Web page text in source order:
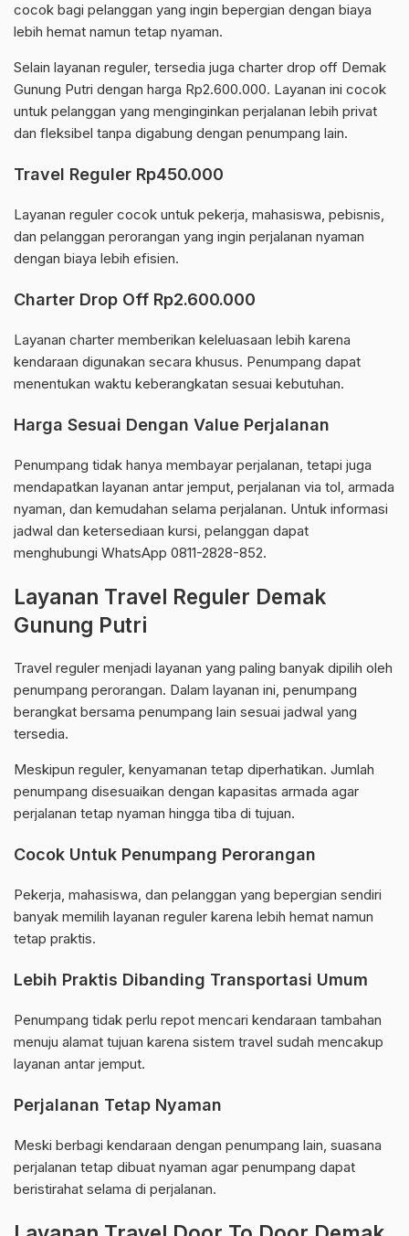
cocok bagi pelanggan yang ingin bepergian dengan biaya
lebih hemat namun tetap nyaman.
Selain layanan reguler, tersedia juga charter drop off Demak
Gunung Putri dengan harga Rp2.600.000. Layanan ini cocok
untuk pelanggan yang menginginkan perjalanan lebih privat
dan fleksibel tanpa digabung dengan penumpang lain.
Travel Reguler Rp450.000
Layanan reguler cocok untuk pekerja, mahasiswa, pebisnis,
dan pelanggan perorangan yang ingin perjalanan nyaman
dengan biaya lebih efisien.
Charter Drop Off Rp2.600.000
Layanan charter memberikan keleluasaan lebih karena
kendaraan digunakan secara khusus. Penumpang dapat
menentukan waktu keberangkatan sesuai kebutuhan.
Harga Sesuai Dengan Value Perjalanan
Penumpang tidak hanya membayar perjalanan, tetapi juga
mendapatkan layanan antar jemput, perjalanan via tol, armada
nyaman, dan kemudahan selama perjalanan. Untuk informasi
jadwal dan ketersediaan kursi, pelanggan dapat
menghubungi WhatsApp 0811-2828-852.
Layanan Travel Reguler Demak
Gunung Putri
Travel reguler menjadi layanan yang paling banyak dipilih oleh
penumpang perorangan. Dalam layanan ini, penumpang
berangkat bersama penumpang lain sesuai jadwal yang
tersedia.
Meskipun reguler, kenyamanan tetap diperhatikan. Jumlah
penumpang disesuaikan dengan kapasitas armada agar
perjalanan tetap nyaman hingga tiba di tujuan.
Cocok Untuk Penumpang Perorangan
Pekerja, mahasiswa, dan pelanggan yang bepergian sendiri
banyak memilih layanan reguler karena lebih hemat namun
tetap praktis.
Lebih Praktis Dibanding Transportasi Umum
Penumpang tidak perlu repot mencari kendaraan tambahan
menuju alamat tujuan karena sistem travel sudah mencakup
layanan antar jemput.
Perjalanan Tetap Nyaman
Meski berbagi kendaraan dengan penumpang lain, suasana
perjalanan tetap dibuat nyaman agar penumpang dapat
beristirahat selama di perjalanan.